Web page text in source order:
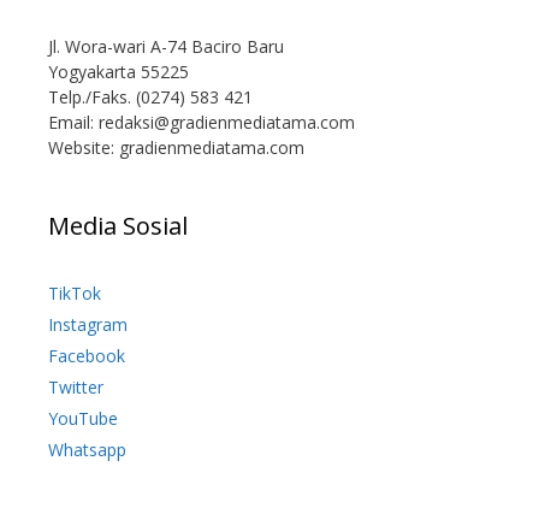
Jl. Wora-wari A-74 Baciro Baru
Yogyakarta 55225
Telp./Faks. (0274) 583 421
Email: redaksi@gradienmediatama.com
Website: gradienmediatama.com
Media Sosial
TikTok
Instagram
Facebook
Twitter
YouTube
Whatsapp